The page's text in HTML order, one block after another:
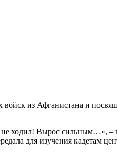
войск из Афганистана и
не ходил! Вырос сильным…»,
для изучения кадетам